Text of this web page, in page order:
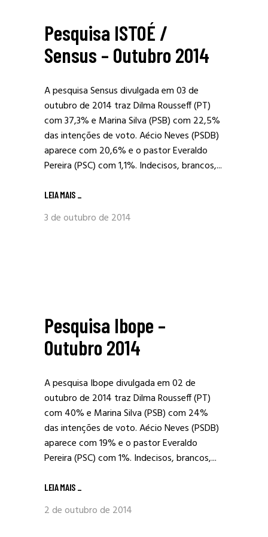
Pesquisa ISTOÉ /
Sensus – Outubro 2014
A pesquisa Sensus divulgada em 03 de
outubro de 2014 traz Dilma Rousseff (PT)
com 37,3% e Marina Silva (PSB) com 22,5%
das intenções de voto. Aécio Neves (PSDB)
aparece com 20,6% e o pastor Everaldo
Pereira (PSC) com 1,1%. Indecisos, brancos,...
LEIA MAIS _
3 de outubro de 2014
Pesquisa Ibope –
Outubro 2014
A pesquisa Ibope divulgada em 02 de
outubro de 2014 traz Dilma Rousseff (PT)
com 40% e Marina Silva (PSB) com 24%
das intenções de voto. Aécio Neves (PSDB)
aparece com 19% e o pastor Everaldo
Pereira (PSC) com 1%. Indecisos, brancos,...
LEIA MAIS _
2 de outubro de 2014